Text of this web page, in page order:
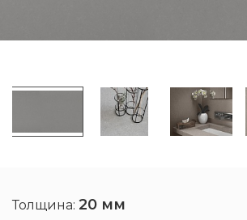
Толщина: 20 мм